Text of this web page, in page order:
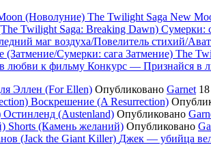
The Twilight Saga New
Сумерки:
The
Конкурс — Признайся в
Эллен (For Ellen) Опубликовано Garnet
Воскрешение (A Resurrection)
Остинленд (Austenland) Опубликовано
Shorts (Камень желаний) Опубликовано
Джек — убийца